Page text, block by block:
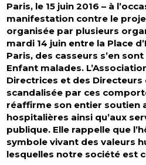
Paris, le 15 juin 2016 – à
manifestation contre le
organisée par plusieurs
mardi 14 juin entre la Place
Paris, des casseurs s’en
Enfant malades.
Directrices et des Directeurs
scandalisée par ces
réaffirme son entier soutien
hospitalières ainsi qu’aux
publique. Elle rappelle que
symbole vivant des valeurs
lesquelles notre société est